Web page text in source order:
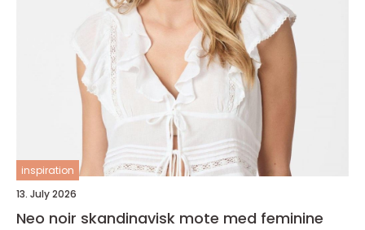
inspiration
13. July 2026
Neo noir skandinavisk mote med feminine